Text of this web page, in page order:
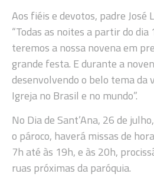
Aos fiéis e devotos, padre José
“Todas as noites a partir do dia
teremos a nossa novena em
grande festa. E durante a
desenvolvendo o belo tema da
Igreja no Brasil e no mundo”.
No Dia de Sant’Ana, 26 de
o pároco, haverá missas de
7h até às 19h, e às 20h,
ruas próximas da paróquia.